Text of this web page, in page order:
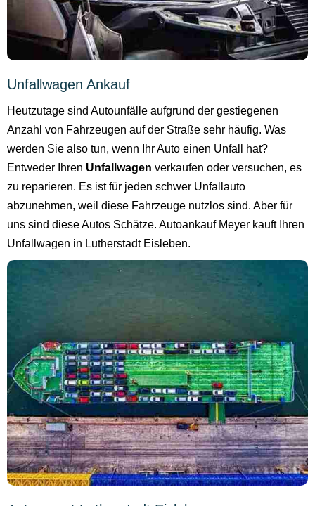
Unfallwagen Ankauf
Heutzutage sind Autounfälle aufgrund der gestiegenen
Anzahl von Fahrzeugen auf der Straße sehr häufig. Was
werden Sie also tun, wenn Ihr Auto einen Unfall hat?
Entweder Ihren Unfallwagen verkaufen oder versuchen, es
zu reparieren. Es ist für jeden schwer Unfallauto
abzunehmen, weil diese Fahrzeuge nutzlos sind. Aber für
uns sind diese Autos Schätze. Autoankauf Meyer kauft Ihren
Unfallwagen in Lutherstadt Eisleben.